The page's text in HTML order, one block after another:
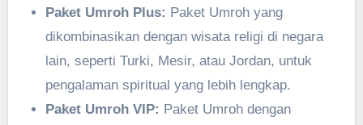
Paket Umroh Plus: Paket Umroh yang
dikombinasikan dengan wisata religi di negara
lain, seperti Turki, Mesir, atau Jordan, untuk
pengalaman spiritual yang lebih lengkap.
Paket Umroh VIP: Paket Umroh dengan